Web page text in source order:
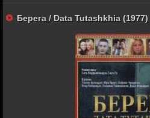
Берега / Data Tutashkhia (1977)